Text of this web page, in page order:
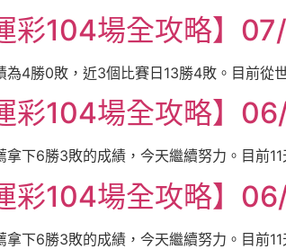
彩104場全攻略】
為4勝0敗，近3個比賽日13勝4敗。目前
彩104場全攻略】
拿下6勝3敗的成績，今天繼續努力。目前
彩104場全攻略】
拿下6勝3敗的成績，今天繼續努力。目前